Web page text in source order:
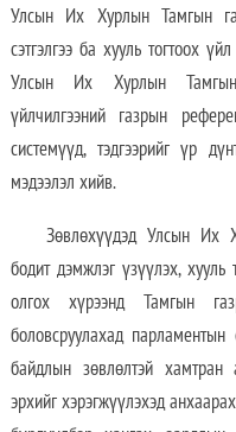
Улсын Их Хурлын Тамгын
сэтгэлгээ ба хууль тогтоох
Улсын Их Хурлын Тамгын
үйлчилгээний газрын
системүүд, тэдгээрийг үр
мэдээлэл хийв.
Зөвлөхүүдэд Улсын Их
бодит дэмжлэг үзүүлэх, хууль
олгох хүрээнд Тамгын
боловсруулахад парламентын
байдлын зөвлөлтэй
эрхийг хэрэгжүүлэхэд